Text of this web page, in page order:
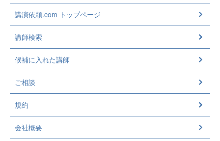
講演依頼.com トップページ
講師検索
候補に入れた講師
ご相談
規約
会社概要